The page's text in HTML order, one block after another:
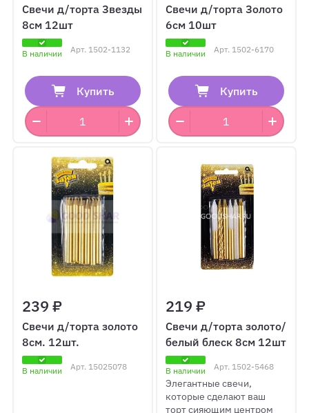
Свечи д/торта Звезды
8см 12шт
В наличии Арт. 1502-1132
Купить
Свечи д/торта Золото
6см 10шт
В наличии Арт. 1502-6170
Купить
239 ₽
Свечи д/торта золото
8см. 12шт.
В наличии Арт. 15025078
219 ₽
Свечи д/торта золото/
белый блеск 8см 12шт
В наличии Арт. 1502-5468
Элегантные свечи,
которые сделают ваш
торт сияющим центром